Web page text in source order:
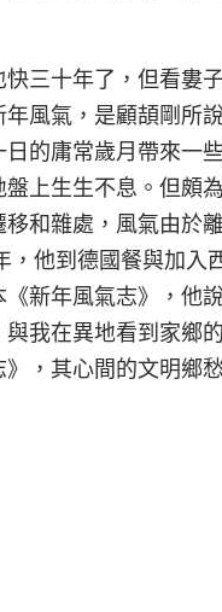
三十年了，但看婁
年風氣，是顧頡剛所
的庸常歲月帶來一
上生生不息。但頗
和雜處，風氣由於
，他到德國餐與加
新年風氣志》，他
我在異地看到家鄉
，其心間的文明鄉